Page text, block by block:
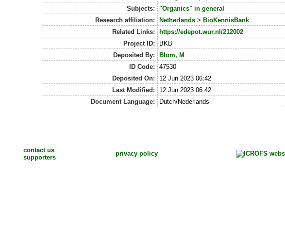
Subjects:
"Organics" in general
Research affiliation:
Netherlands > BioKennisBank
Related Links:
https://edepot.wur.nl/212002
Project ID:
BKB
Deposited By:
Blom, M
ID Code:
47530
Deposited On:
12 Jun 2023 06:42
Last Modified:
12 Jun 2023 06:42
Document Language:
Dutch/Nederlands
contact us
supporters
privacy policy